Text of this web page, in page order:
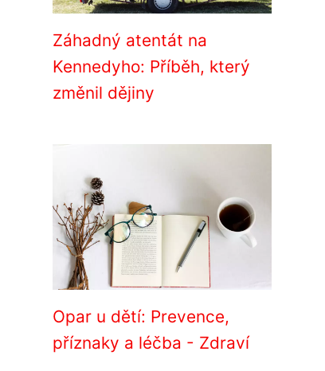
Záhadný atentát na
Kennedyho: Příběh, který
změnil dějiny
Opar u dětí: Prevence,
příznaky a léčba - Zdraví